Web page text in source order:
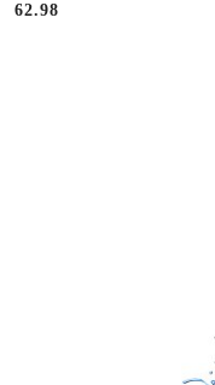
Cena:
62.98